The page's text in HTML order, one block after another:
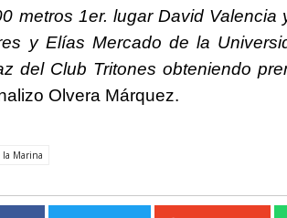
metros 1er. lugar David Valencia
y Elías Mercado de la
del Club Tritones obteniendo
Olvera Márquez.
la Marina